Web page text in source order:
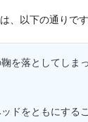
、以下の通りです
を落としてしま
ドをともにする